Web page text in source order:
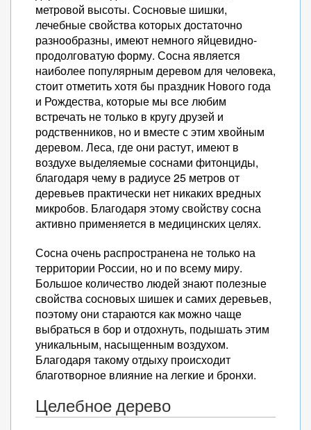
метровой высоты. Сосновые шишки,
лечебные свойства которых достаточно
разнообразны, имеют немного яйцевидно-
продолговатую форму. Сосна является
наиболее популярным деревом для человека,
стоит отметить хотя бы праздник Нового года
и Рождества, которые мы все любим
встречать не только в кругу друзей и
родственников, но и вместе с этим хвойным
деревом. Леса, где они растут, имеют в
воздухе выделяемые соснами фитонциды,
благодаря чему в радиусе 25 метров от
деревьев практически нет никаких вредных
микробов. Благодаря этому свойству сосна
активно применяется в медицинских целях.
Сосна очень распространена не только на
территории России, но и по всему миру.
Большое количество людей знают полезные
свойства сосновых шишек и самих деревьев,
поэтому они стараются как можно чаще
выбраться в бор и отдохнуть, подышать этим
уникальным, насыщенным воздухом.
Благодаря такому отдыху происходит
благотворное влияние на легкие и бронхи.
Целебное дерево